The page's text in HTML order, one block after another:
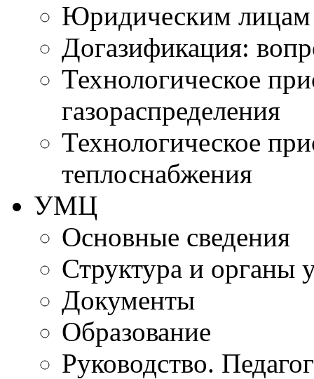
Юридическим лицам
Догазификация:
Технологическое
газораспределения
Технологическое
теплоснабжения
УМЦ
Основные сведения
Структура и органы
Документы
Образование
Руководство.